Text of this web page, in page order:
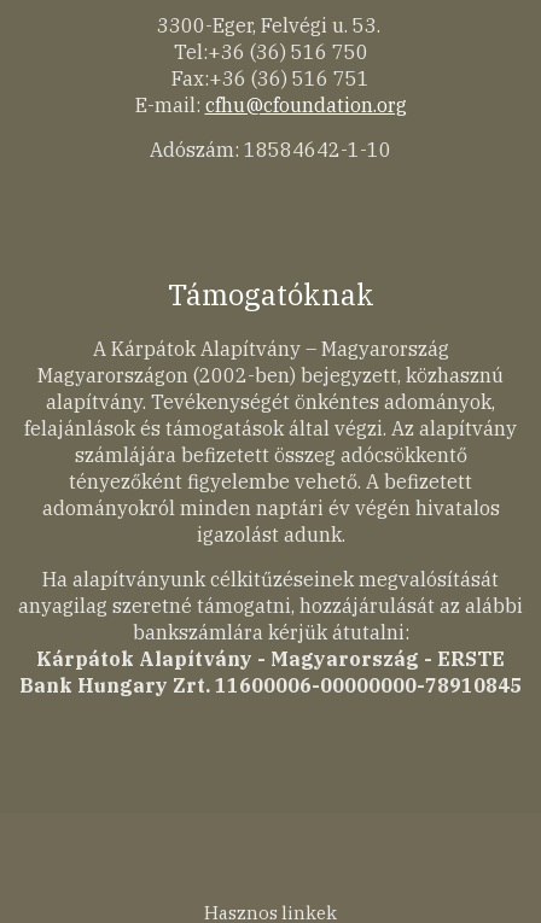
3300-Eger, Felvégi u. 53.
Tel:+36 (36) 516 750
Fax:+36 (36) 516 751
E-mail: cfhu@cfoundation.org
Adószám: 18584642-1-10
Támogatóknak
A Kárpátok Alapítvány – Magyarország
Magyarországon (2002-ben) bejegyzett, közhasznú
alapítvány. Tevékenységét önkéntes adományok,
felajánlások és támogatások által végzi. Az alapítvány
számlájára befizetett összeg adócsökkentő
tényezőként figyelembe vehető. A befizetett
adományokról minden naptári év végén hivatalos
igazolást adunk.
Ha alapítványunk célkitűzéseinek megvalósítását
anyagilag szeretné támogatni, hozzájárulását az alábbi
bankszámlára kérjük átutalni:
Kárpátok Alapítvány - Magyarország - ERSTE
Bank Hungary Zrt. 11600006-00000000-78910845
Hasznos linkek